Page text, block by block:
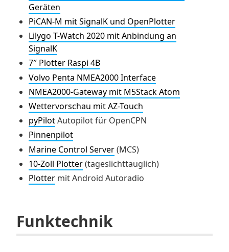
Geräten
PiCAN-M mit SignalK und OpenPlotter
Lilygo T-Watch 2020 mit Anbindung an
SignalK
7″ Plotter Raspi 4B
Volvo Penta NMEA2000 Interface
NMEA2000-Gateway mit M5Stack Atom
Wettervorschau mit AZ-Touch
pyPilotAutopilot für OpenCPN
Pinnenpilot
Marine Control Server(MCS)
10-Zoll Plotter(tageslichttauglich)
Plotter mit Android Autoradio
Funktechnik